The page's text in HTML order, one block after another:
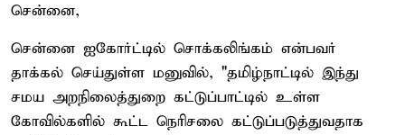
சென்னை,
சென்னை ஐகோர்ட்டில் சொக்கலிங்கம் என்பவர்
தாக்கல் செய்துள்ள மனுவில், "தமிழ்நாட்டில் இந்து
சமய அறநிலைத்துறை கட்டுப்பாட்டில் உள்ள
கோவில்களில் கூட்ட நெரிசலை கட்டுப்படுத்துவதாக